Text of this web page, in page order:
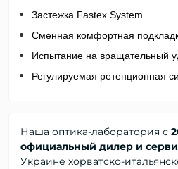
Застежка Fastex System
Сменная комфортная
Испытание на вращательный
Регулируемая ретенционная
Наша оптика-лаборатория с
официальный дилер и
Украине хорватско-